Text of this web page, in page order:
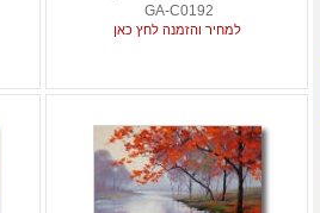
GA-C0192
למחיר והזמנה לחץ כאן